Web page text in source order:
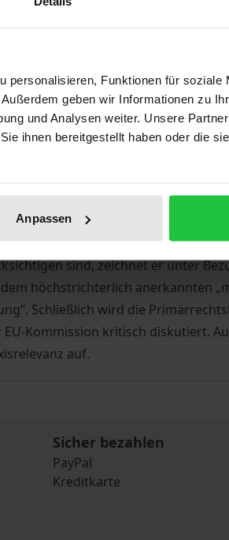
personalisieren, Funktionen für soziale
geben wir Informationen zu
und Analysen weiter. Unsere
ihnen bereitgestellt haben oder die
Anpassen
Abhängig von der Lieferadresse
von Schutzrechten an
dem Ergebnis gelangt, dass die
sind, zeichnet er unter
höchstrichterlich anerkannten
Schließlich wird die
Kommission kritisch diskutiert.
auf.
Sicher bezahlen
PayPal
Kreditkarte